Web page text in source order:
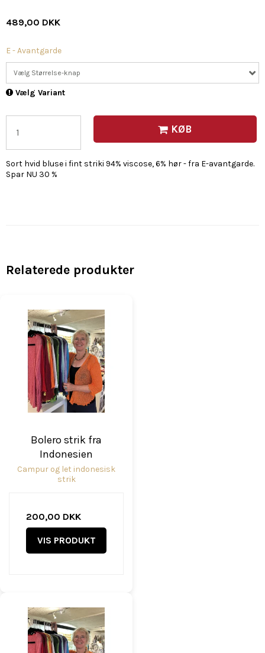
489,00 DKK
E - Avantgarde
Vælg Størrelse-knap
Vælg Variant
KØB
Sort hvid bluse i fint striki 94% viscose, 6% hør - fra E-avantgarde.
Spar NU 30 %
Relaterede produkter
Bolero strik fra
Indonesien
Campur og let indonesisk
strik
200,00 DKK
VIS PRODUKT